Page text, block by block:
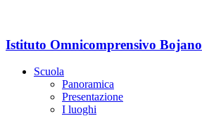
Istituto Omnicomprensivo Bojano
Scuola
Panoramica
Presentazione
I luoghi